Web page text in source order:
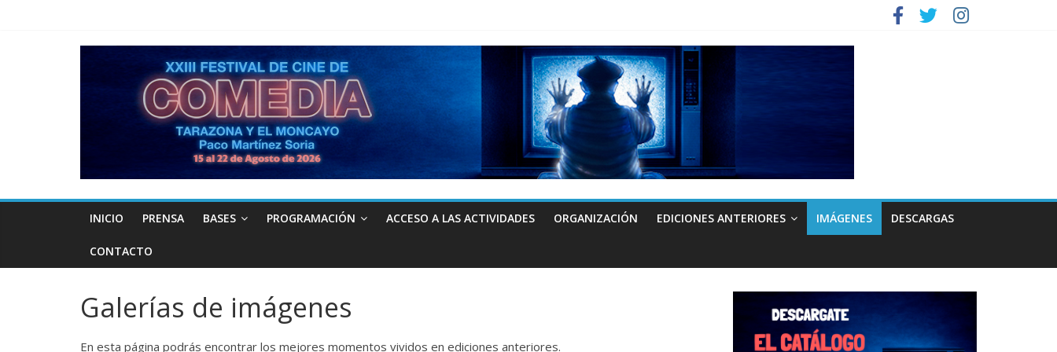
INICIO PRENSA BASES PROGRAMACIÓN ACCESO A LAS ACTIVIDADES ORGANIZACIÓN EDICIONES ANTERIORES IMÁGENES DESCARGAS
CONTACTO
Galerías de imágenes
En esta página podrás encontrar los mejores momentos vividos en ediciones anteriores.